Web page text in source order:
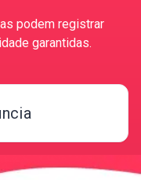
podem registrar
garantidas.